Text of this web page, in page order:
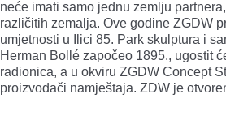
neće imati samo jednu zemlju
različitih zemalja. Ove godine ZGDW
umjetnosti u Ilici 85. Park skulptura i
Herman Bollé započeo 1895., ugostit
radionica, a u okviru ZGDW Concept
proizvođači namještaja. ZDW je